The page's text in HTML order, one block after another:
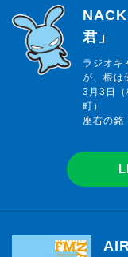
らじっと君
君」
ラジオキ
が、根は
3月3日（
町）
座右の銘